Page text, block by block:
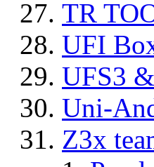
TR
UFI
UFS3
Uni-
Z3x